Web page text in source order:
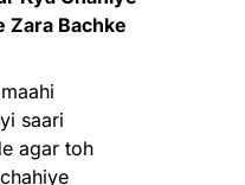
Zara Bachke
saari
agar toh